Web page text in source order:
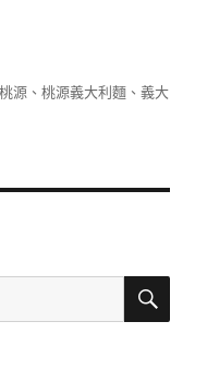
桃源 、桃源義大利麵 、義大
搜